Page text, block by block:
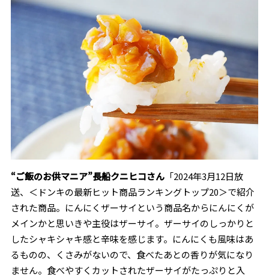
“ご飯のお供マニア”長船クニヒコさん「2024年3月12日放
送、＜ドンキの最新ヒット商品ランキングトップ20＞で紹介
された商品。 にんにくザーサイという商品名からにんにくが
メインかと思いきや主役はザーサイ。ザーサイのしっかりと
したシャキシャキ感と辛味を感じます。にんにくも風味はあ
るものの、くさみがないので、食べたあとの香りが気になり
ません。食べやすくカットされたザーサイがたっぷりと入